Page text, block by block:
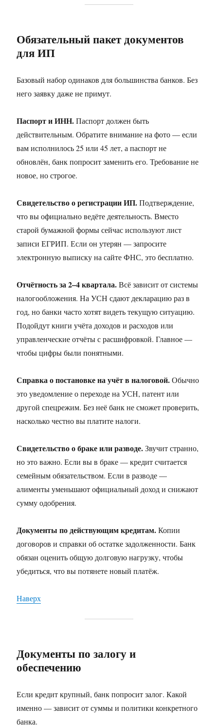
Обязательный пакет документов
для ИП
Базовый набор одинаков для большинства банков. Без
него заявку даже не примут.
Паспорт и ИНН.Паспорт должен быть
действительным. Обратите внимание на фото — если
вам исполнилось 25 или 45 лет, а паспорт не
обновлён, банк попросит заменить его. Требование не
новое, но строгое.
Свидетельство о регистрации ИП.Подтверждение,
что вы официально ведёте деятельность. Вместо
старой бумажной формы сейчас используют лист
записи ЕГРИП. Если он утерян — запросите
электронную выписку на сайте ФНС, это бесплатно.
Отчётность за 2–4 квартала.Всё зависит от системы
налогообложения. На УСН сдают декларацию раз в
год, но банки часто хотят видеть текущую ситуацию.
Подойдут книги учёта доходов и расходов или
управленческие отчёты с расшифровкой. Главное —
чтобы цифры были понятными.
Справка о постановке на учёт в налоговой.Обычно
это уведомление о переходе на УСН, патент или
другой спецрежим. Без неё банк не сможет проверить,
насколько честно вы платите налоги.
Свидетельство о браке или разводе.Звучит странно,
но это важно. Если вы в браке — кредит считается
семейным обязательством. Если в разводе —
алименты уменьшают официальный доход и снижают
сумму одобрения.
Документы по действующим кредитам.Копии
договоров и справки об остатке задолженности. Банк
обязан оценить общую долговую нагрузку, чтобы
убедиться, что вы потянете новый платёж.
Наверх
Документы по залогу и
обеспечению
Если кредит крупный, банк попросит залог. Какой
именно — зависит от суммы и политики конкретного
банка.